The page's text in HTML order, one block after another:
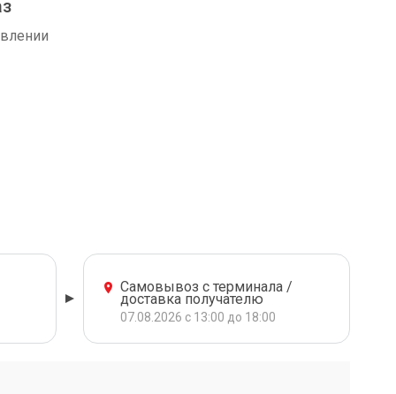
Самовывоз с терминала /
доставка получателю
07.08.2026 с 13:00 до 18:00